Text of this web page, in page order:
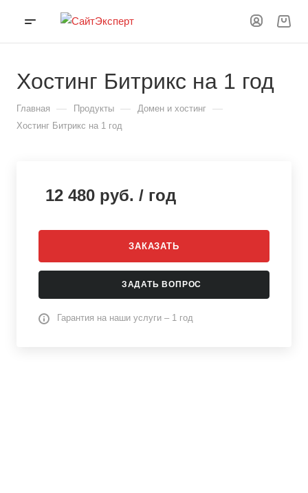
Хостинг Битрикс на 1 год
Главная — Продукты — Домен и хостинг —
Хостинг Битрикс на 1 год
12 480 руб. / год
ЗАКАЗАТЬ
ЗАДАТЬ ВОПРОС
Гарантия на наши услуги – 1 год